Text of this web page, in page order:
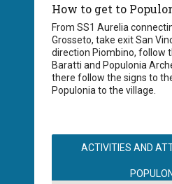
How to get to
From SS1 Aurelia
Grosseto, take exit San
direction Piombino, follow
Baratti and Populonia
there follow the signs to
Populonia to the village.
ACTIVITIES AND